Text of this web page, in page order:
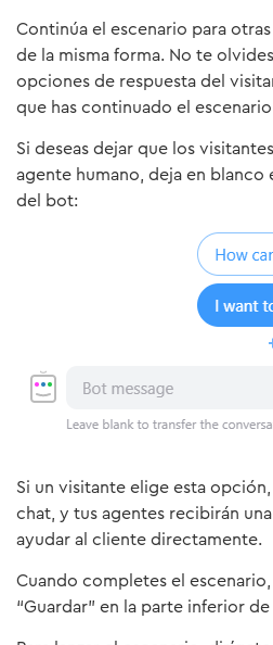
Continúa el escenario para
de la misma forma. No te
opciones de respuesta del
que has continuado el
Si deseas dejar que los
agente humano, deja en blanco
del bot:
Si un visitante elige esta
chat, y tus agentes recibirán
ayudar al cliente directamente.
Cuando completes el
“Guardar” en la parte inferior de